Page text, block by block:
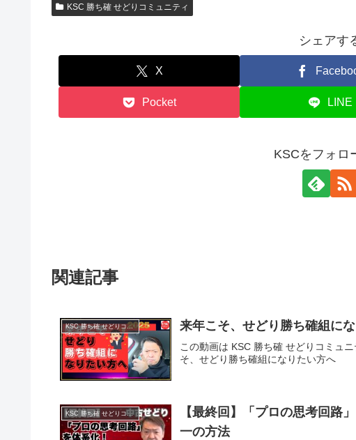
KSC 勝ち確 せどりコミュニティ
シェアす
X
Pocket LINE
KSCをフォロ
関連記事
KSC 勝ち確 せどりコミュニティ 来年こそ、せどり勝ち確組に
この動画は KSC 勝ち確 せどりコミュ
そ、せどり勝ち確組になりたい方へ
KSC 勝ち確 せどりコミュニティ
【最終回】「プロの思考回路
一の方法